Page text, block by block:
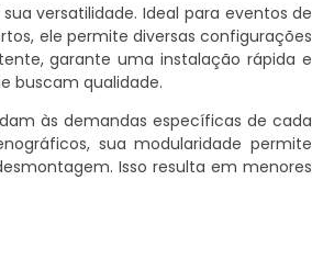
versatilidade. Ideal para eventos de
ele permite diversas configurações
garante uma instalação rápida e
buscam qualidade.
às demandas específicas de cada
sua modularidade permite
Isso resulta em menores